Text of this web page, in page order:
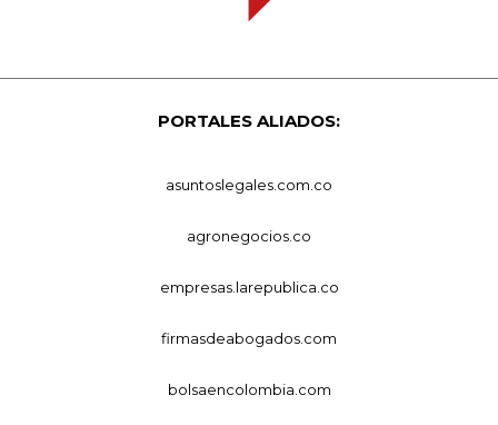
PORTALES ALIADOS:
asuntoslegales.com.co
agronegocios.co
empresas.larepublica.co
firmasdeabogados.com
bolsaencolombia.com